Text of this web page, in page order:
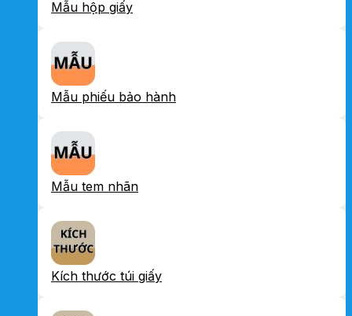
Mẫu hộp giấy
Mẫu phiếu bảo hành
Mẫu tem nhãn
Kích thước túi giấy